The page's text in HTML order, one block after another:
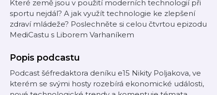
Které země jsou v použití moderních technologií při
sportu nejdál? A jak využít technologie ke zlepšení
zdraví mládeže? Poslechněte si celou čtvrtou epizodu
MediCastu s Liborem Varhaníkem
Popis podcastu
Podcast šéfredaktora deníku e15 Nikity Poljakova, ve
kterém se svými hosty rozebírá ekonomické události,